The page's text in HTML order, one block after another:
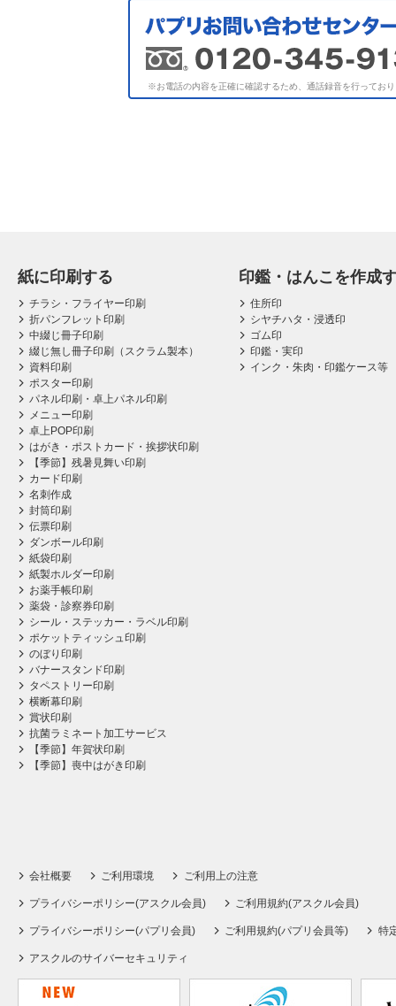
※お電話の内容を正確に確認するため、通話録音を行ってお
紙に印刷する
チラシ・フライヤー印刷
折パンフレット印刷
中綴じ冊子印刷
綴じ無し冊子印刷（スクラム製本）
資料印刷
ポスター印刷
パネル印刷・卓上パネル印刷
メニュー印刷
卓上POP印刷
はがき・ポストカード・挨拶状印刷
【季節】残暑見舞い印刷
カード印刷
名刺作成
封筒印刷
伝票印刷
ダンボール印刷
紙袋印刷
紙製ホルダー印刷
お薬手帳印刷
薬袋・診察券印刷
シール・ステッカー・ラベル印刷
ポケットティッシュ印刷
のぼり印刷
バナースタンド印刷
タペストリー印刷
横断幕印刷
賞状印刷
抗菌ラミネート加工サービス
【季節】年賀状印刷
【季節】喪中はがき印刷
印鑑・はんこを作成
住所印
シヤチハタ・浸透印
ゴム印
印鑑・実印
インク・朱肉・印鑑ケース等
会社概要 ご利用環境 ご利用上の注意
プライバシーポリシー(アスクル会員) ご利用規約(アスクル会員)
プライバシーポリシー(パプリ会員) ご利用規約(パプリ会員等) 特
アスクルのサイバーセキュリティ